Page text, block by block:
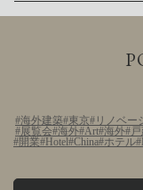
海外建築 東京 リノベー
展覧会 海外 Art 海外
開業
Hotel China ホテル